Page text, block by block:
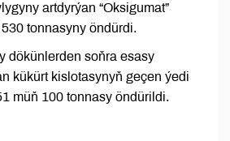
artdyrýan “Oksigumat”
tonnasyny öndürdi.
dökünlerden soňra esasy
kükürt kislotasynyň geçen ýedi
müň 100 tonnasy öndürildi.